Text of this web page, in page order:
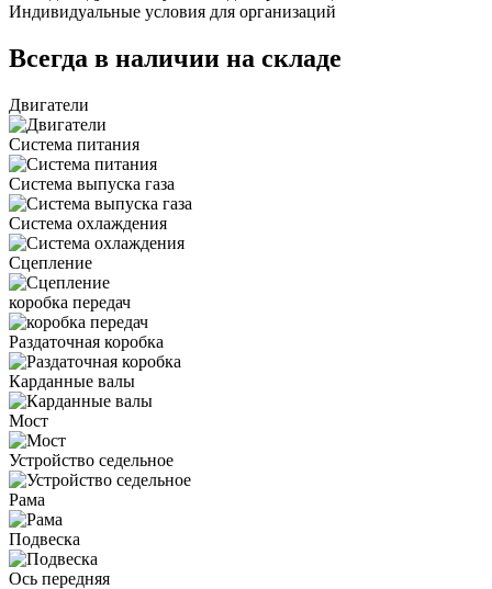
Индивидуальные условия для организаций
Всегда в наличии на складе
Двигатели
Система питания
Система выпуска газа
Система охлаждения
Сцепление
коробка передач
Раздаточная коробка
Карданные валы
Мост
Устройство седельное
Рама
Подвеска
Ось передняя